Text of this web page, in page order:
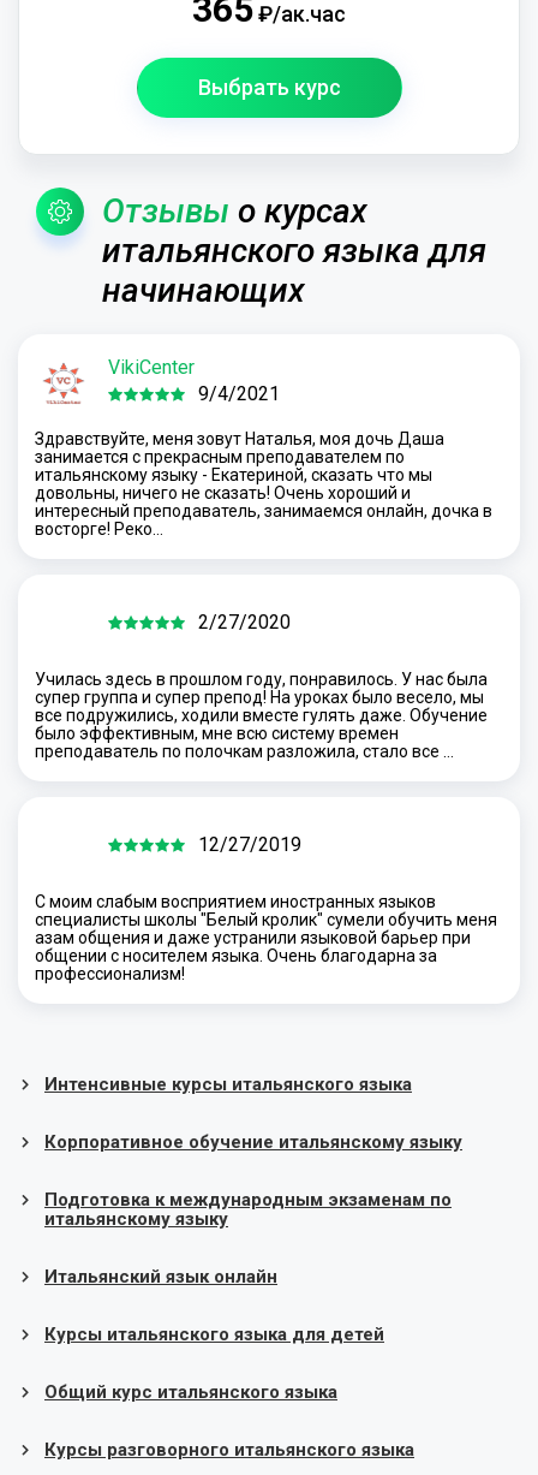
365₽/ак.час
Выбрать курс
Отзывы о курсах
итальянского языка для
начинающих
VikiCenter
9/4/2021
Здравствуйте, меня зовут Наталья, моя дочь Даша
занимается с прекрасным преподавателем по
итальянскому языку - Екатериной, сказать что мы
довольны, ничего не сказать! Очень хороший и
интересный преподаватель, занимаемся онлайн, дочка в
восторге! Реко…
2/27/2020
Училась здесь в прошлом году, понравилось. У нас была
супер группа и супер препод! На уроках было весело, мы
все подружились, ходили вместе гулять даже. Обучение
было эффективным, мне всю систему времен
преподаватель по полочкам разложила, стало все …
12/27/2019
С моим слабым восприятием иностранных языков
специалисты школы "Белый кролик" сумели обучить меня
азам общения и даже устранили языковой барьер при
общении с носителем языка. Очень благодарна за
профессионализм!
Интенсивные курсы итальянского языка
Корпоративное обучение итальянскому языку
Подготовка к международным экзаменам по
итальянскому языку
Итальянский язык онлайн
Курсы итальянского языка для детей
Общий курс итальянского языка
Курсы разговорного итальянского языка